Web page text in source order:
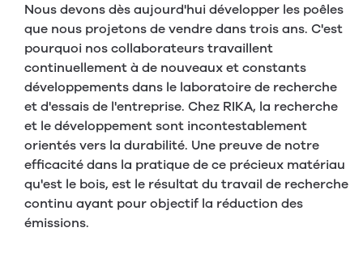
Nous devons dès aujourd'hui développer les poêles
que nous projetons de vendre dans trois ans. C'est
pourquoi nos collaborateurs travaillent
continuellement à de nouveaux et constants
développements dans le laboratoire de recherche
et d'essais de l'entreprise. Chez RIKA, la recherche
et le développement sont incontestablement
orientés vers la durabilité. Une preuve de notre
efficacité dans la pratique de ce précieux matériau
qu'est le bois, est le résultat du travail de recherche
continu ayant pour objectif la réduction des
émissions.